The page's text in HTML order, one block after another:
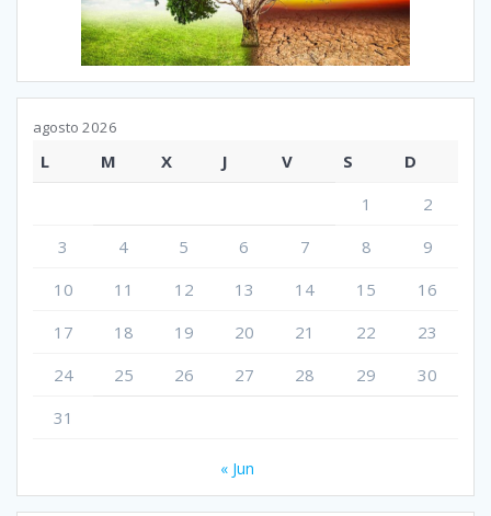
agosto 2026
L M X J V S
D
1
2
3
4 5 6 7 8
9
10
11 12 13 14 15
16
17
18 19 20 21 22
23
24
25 26 27 28 29
30
31
« Jun